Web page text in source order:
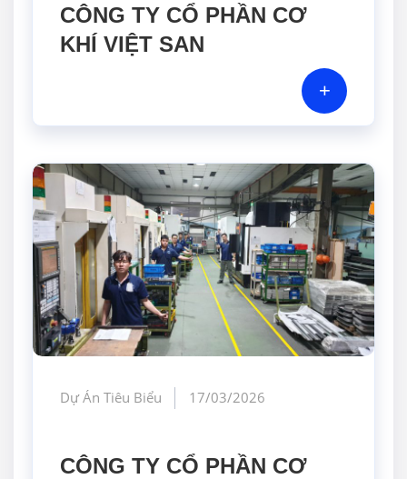
CÔNG TY CỔ PHẦN CƠ
KHÍ VIỆT SAN
+
Dự Án Tiêu Biểu 17/03/2026
CÔNG TY CỔ PHẦN CƠ